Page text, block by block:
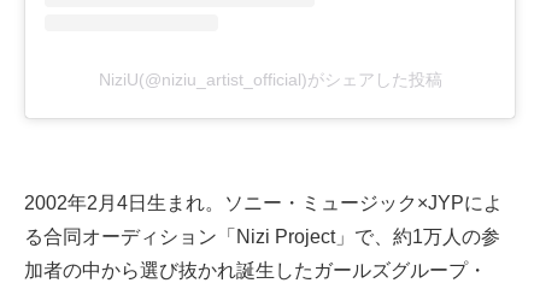
NiziU(@niziu_artist_official)がシェアした投稿
2002年2月4日生まれ。ソニー・ミュージック×JYPによ
る合同オーディション「Nizi Project」で、約1万人の参
加者の中から選び抜かれ誕生したガールズグループ・